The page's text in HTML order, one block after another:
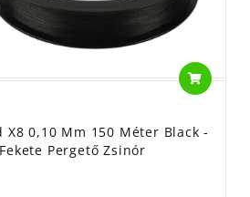
X8 0,10 Mm 150 Méter Black -
Pergető Zsinór